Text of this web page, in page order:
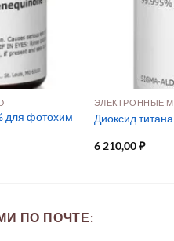
для фотохим
ЭЛЕКТРОННЫЕ
Диоксид
6 210,00₽
ПО ПОЧТЕ: